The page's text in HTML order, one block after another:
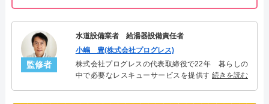
監修者
水道設備業者 給湯器設備責任者
小嶋 豊(株式会社プログレス)
株式会社プログレスの代表取締役で22年 暮らしの
中で必要なレスキューサービスを提供する株式会社
続きを読む